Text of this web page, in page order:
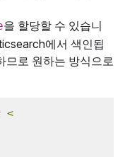
을 할당할 수 있습니
에서 색인됩
므로 원하는 방식으로
<